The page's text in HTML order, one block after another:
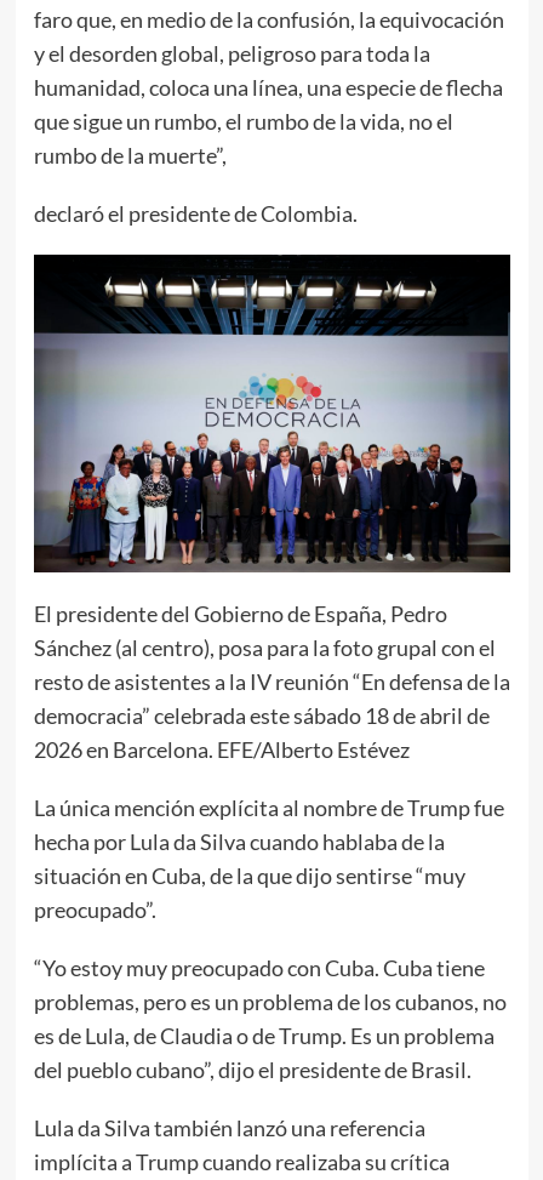
faro que, en medio de la confusión, la equivocación
y el desorden global, peligroso para toda la
humanidad, coloca una línea, una especie de flecha
que sigue un rumbo, el rumbo de la vida, no el
rumbo de la muerte”,
declaró el presidente de Colombia.
El presidente del Gobierno de España, Pedro
Sánchez (al centro), posa para la foto grupal con el
resto de asistentes a la IV reunión “En defensa de la
democracia” celebrada este sábado 18 de abril de
2026 en Barcelona. EFE/Alberto Estévez
La única mención explícita al nombre de Trump fue
hecha por Lula da Silva cuando hablaba de la
situación en Cuba, de la que dijo sentirse “muy
preocupado”.
“Yo estoy muy preocupado con Cuba. Cuba tiene
problemas, pero es un problema de los cubanos, no
es de Lula, de Claudia o de Trump. Es un problema
del pueblo cubano”, dijo el presidente de Brasil.
Lula da Silva también lanzó una referencia
implícita a Trump cuando realizaba su crítica